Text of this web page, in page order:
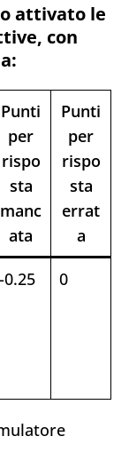
attivato le
con
Punti
per
rispo
sta
manc
ata
Punti
per
rispo
sta
errat
a
-0.25 0